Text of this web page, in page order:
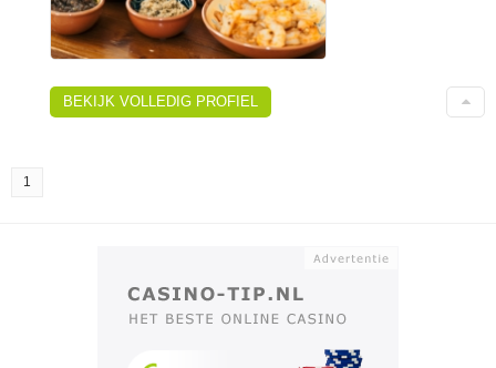
BEKIJK VOLLEDIG PROFIEL
1